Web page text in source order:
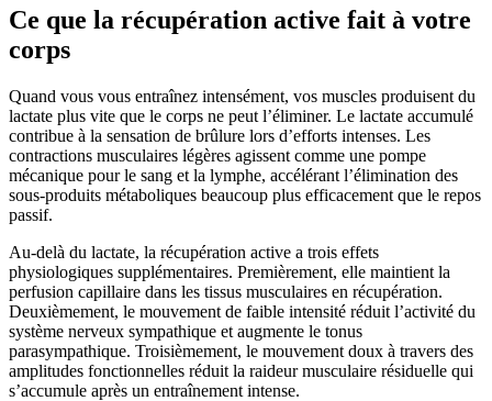
Ce que la récupération active fait à votre
corps
Quand vous vous entraînez intensément, vos muscles produisent du
lactate plus vite que le corps ne peut l’éliminer. Le lactate accumulé
contribue à la sensation de brûlure lors d’efforts intenses. Les
contractions musculaires légères agissent comme une pompe
mécanique pour le sang et la lymphe, accélérant l’élimination des
sous-produits métaboliques beaucoup plus efficacement que le repos
passif.
Au-delà du lactate, la récupération active a trois effets
physiologiques supplémentaires. Premièrement, elle maintient la
perfusion capillaire dans les tissus musculaires en récupération.
Deuxièmement, le mouvement de faible intensité réduit l’activité du
système nerveux sympathique et augmente le tonus
parasympathique. Troisièmement, le mouvement doux à travers des
amplitudes fonctionnelles réduit la raideur musculaire résiduelle qui
s’accumule après un entraînement intense.